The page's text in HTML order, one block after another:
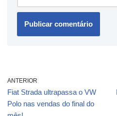
ANTERIOR
Fiat Strada ultrapassa o VW
Polo nas vendas do final do